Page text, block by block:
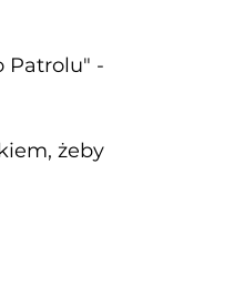
Patrolu" -
żeby